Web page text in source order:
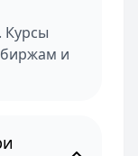
Курсы
и